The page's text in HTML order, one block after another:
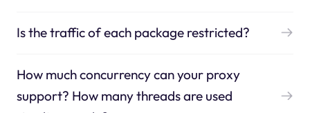
Is the traffic of each package restricted?
How much concurrency can your proxy
support? How many threads are used